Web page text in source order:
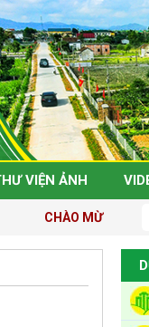
VIỆN ẢNH
CHÀO MỪNG